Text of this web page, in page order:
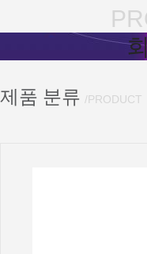
제품 분류 /PRODUCT